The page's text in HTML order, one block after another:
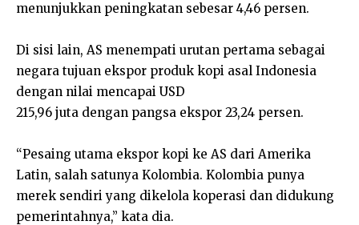
menunjukkan peningkatan sebesar 4,46 persen.
Di sisi lain, AS menempati urutan pertama sebagai
negara tujuan ekspor produk kopi asal Indonesia
dengan nilai mencapai USD
215,96 juta dengan pangsa ekspor 23,24 persen.
“Pesaing utama ekspor kopi ke AS dari Amerika
Latin, salah satunya Kolombia. Kolombia punya
merek sendiri yang dikelola koperasi dan didukung
pemerintahnya,” kata dia.